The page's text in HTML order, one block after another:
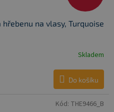
na vlasy, Turquoise
Skladem
Do košíku
Kód: THE9466_B